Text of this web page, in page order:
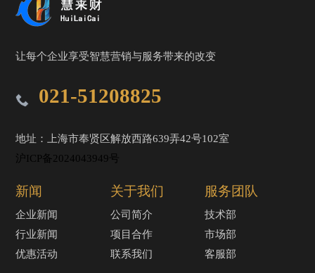
让每个企业享受智慧营销与服务带来的改变
021-51208825
地址：上海市奉贤区解放西路639弄42号102室
沪ICP备2024043949号
新闻
企业新闻
行业新闻
优惠活动
关于我们
公司简介
项目合作
联系我们
服务团队
技术部
市场部
客服部